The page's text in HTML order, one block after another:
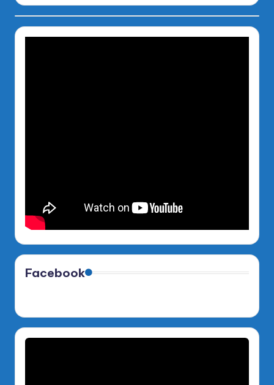
Facebook